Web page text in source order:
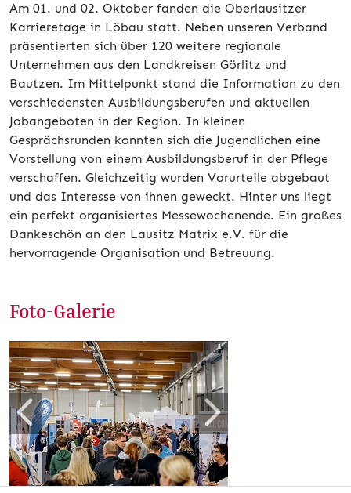
Am 01. und 02. Oktober fanden die Oberlausitzer
Karrieretage in Löbau statt. Neben unseren Verband
präsentierten sich über 120 weitere regionale
Unternehmen aus den Landkreisen Görlitz und
Bautzen. Im Mittelpunkt stand die Information zu den
verschiedensten Ausbildungsberufen und aktuellen
Jobangeboten in der Region. In kleinen
Gesprächsrunden konnten sich die Jugendlichen eine
Vorstellung von einem Ausbildungsberuf in der Pflege
verschaffen. Gleichzeitig wurden Vorurteile abgebaut
und das Interesse von ihnen geweckt. Hinter uns liegt
ein perfekt organisiertes Messewochenende. Ein großes
Dankeschön an den Lausitz Matrix e.V. für die
hervorragende Organisation und Betreuung.
Foto-Galerie
Zurück Weiter